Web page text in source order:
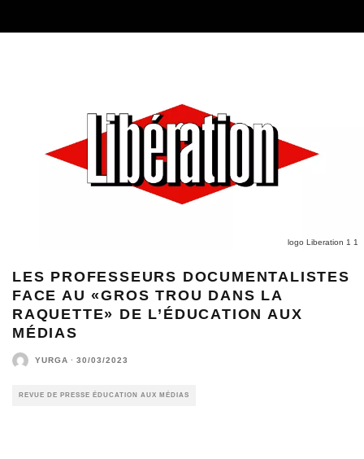
logo Liberation 1 1
LES PROFESSEURS DOCUMENTALISTES
FACE AU «GROS TROU DANS LA
RAQUETTE» DE L’ÉDUCATION AUX
MÉDIAS
YURGA · 30/03/2023
REVUE DE PRESSE ÉDUCATION AUX MÉDIAS